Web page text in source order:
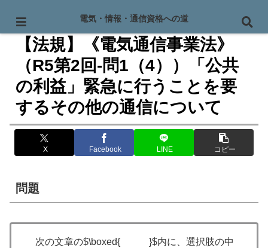
PR
【法規】《電気通信事業法》
（R5第2回-問1（4））「公共
の利益」緊急に行うことを要
するその他の通信について
X Facebook LINE コピー
問題
次の文章の$\boxed{ }$内に、選択肢の中
電気・情報・通信資格への道